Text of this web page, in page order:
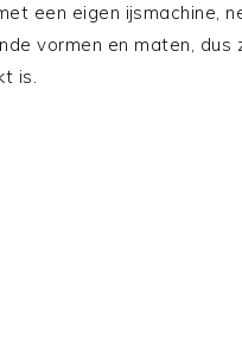
een eigen ijsmachine,
vormen en maten,
is.